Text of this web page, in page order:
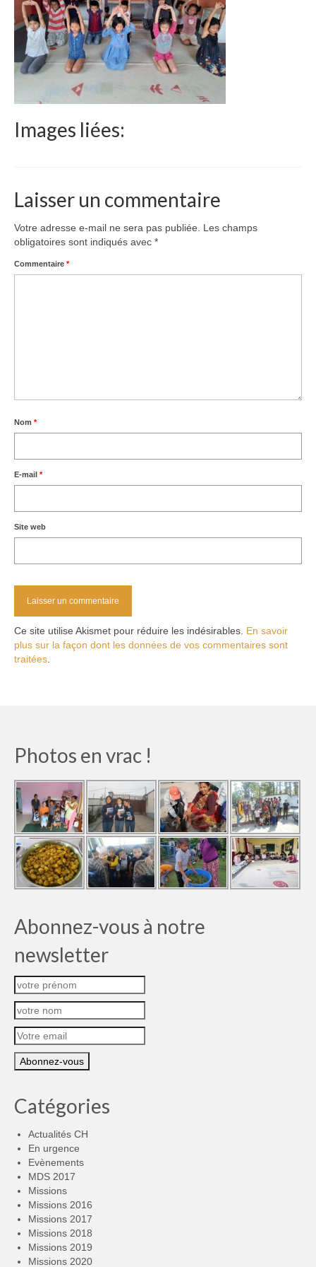
Le Népal
Documents
Parrainages
Missions 2023
Actualités
Images liées:
Laisser un commentaire
Votre adresse e-mail ne sera pas publiée.
Les champs
obligatoires sont indiqués avec *
Commentaire *
Nom *
E-mail *
Site web
Ce site utilise Akismet pour réduire les indésirables. En savoir
plus sur la façon dont les données de vos commentaires sont
traitées
Photos en vrac !
Abonnez-vous à notre
newsletter
Catégories
Actualités CH
En urgence
Evènements
MDS 2017
Missions
Missions 2016
Missions 2017
Missions 2018
Missions 2019
Missions 2020